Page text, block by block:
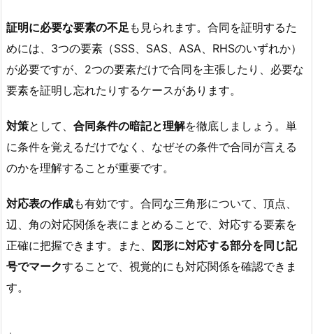
証明に必要な要素の不足も見られます。合同を証明するた
めには、3つの要素（SSS、SAS、ASA、RHSのいずれか）
が必要ですが、2つの要素だけで合同を主張したり、必要な
要素を証明し忘れたりするケースがあります。
対策として、 合同条件の暗記と理解を徹底しましょう。単
に条件を覚えるだけでなく、なぜその条件で合同が言える
のかを理解することが重要です。
対応表の作成も有効です。合同な三角形について、頂点、
辺、角の対応関係を表にまとめることで、対応する要素を
正確に把握できます。また、 図形に対応する部分を同じ記
号でマークすることで、視覚的にも対応関係を確認できま
す。